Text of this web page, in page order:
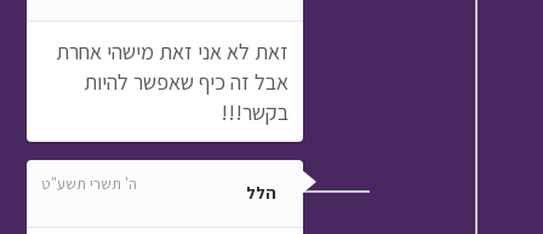
זאת לא אני זאת מישהי אחרת
אבל זה כיף שאפשר להיות
בקשר!!!
הלל ה' תשרי תשע"ט